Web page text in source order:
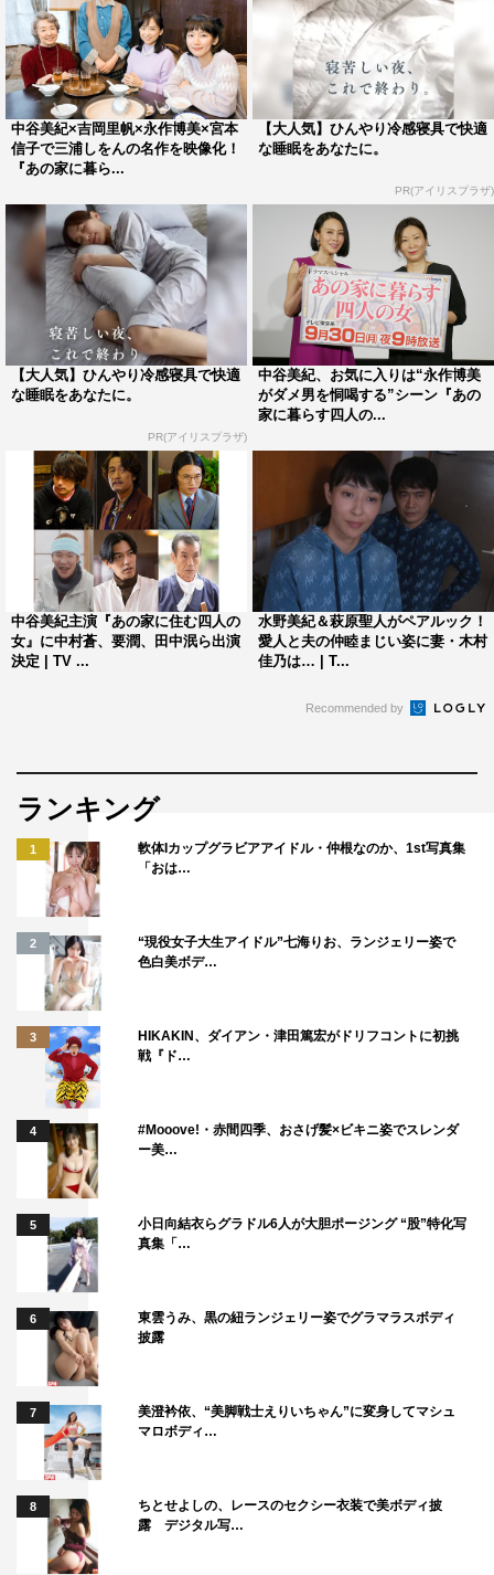
牧田佐知（中谷美紀）編
上野多恵美（吉岡里帆）編
谷山雪乃（永作博美）編
牧田鶴代（宮本信子）編
中谷美紀×吉岡里帆×永作博美×宮本
信子で三浦しをんの名作を映像化！
『あの家に暮ら...
【大人気】ひんやり冷感寝具で快適
な睡眠をあなたに。
PR(アイリスプラザ)
【大人気】ひんやり冷感寝具で快適
な睡眠をあなたに。
PR(アイリスプラザ)
中谷美紀、お気に入りは“永作博美
がダメ男を恫喝する”シーン『あの
家に暮らす四人の...
中谷美紀主演『あの家に住む四人の
女』に中村蒼、要潤、田中泯ら出演
決定 | TV ...
水野美紀＆萩原聖人がペアルック！
愛人と夫の仲睦まじい姿に妻・木村
佳乃は… | T...
Recommended by
ランキング
1
軟体Iカップグラビアアイドル・仲根なのか、1st写真集
「おは…
2
“現役女子大生アイドル”七海りお、ランジェリー姿で
色白美ボデ…
3
HIKAKIN、ダイアン・津田篤宏がドリフコントに初挑
戦『ド…
4
#Mooove!・赤間四季、おさげ髪×ビキニ姿でスレンダ
ー美…
5
小日向結衣らグラドル6人が大胆ポージング “股”特化写
真集「…
6
東雲うみ、黒の紐ランジェリー姿でグラマラスボディ
披露
7
美澄衿依、“美脚戦士えりいちゃん”に変身してマシュ
マロボディ…
8
ちとせよしの、レースのセクシー衣装で美ボディ披
露 デジタル写…